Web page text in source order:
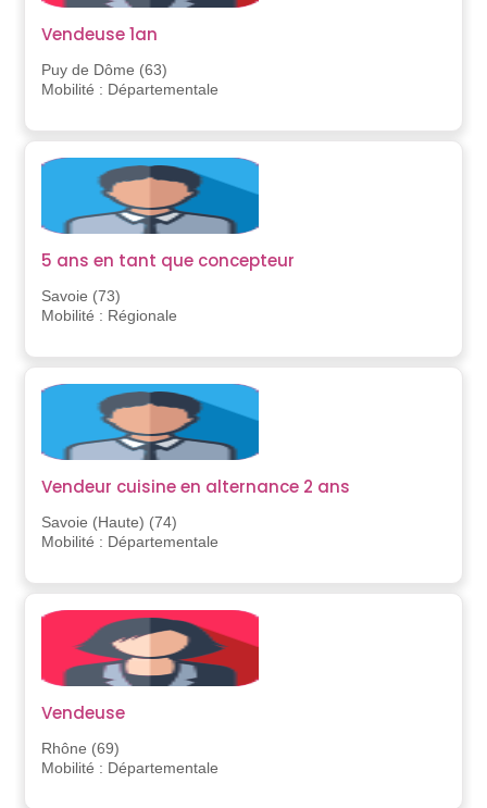
Vendeuse 1an
Puy de Dôme (63)
Mobilité : Départementale
5 ans en tant que concepteur
Savoie (73)
Mobilité : Régionale
Vendeur cuisine en alternance 2 ans
Savoie (Haute) (74)
Mobilité : Départementale
Vendeuse
Rhône (69)
Mobilité : Départementale